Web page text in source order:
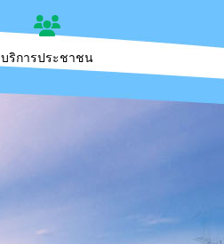
บริการประชาชน